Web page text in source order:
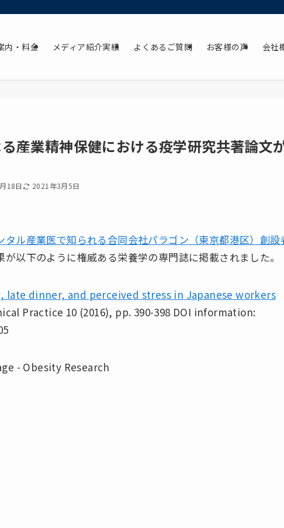
内・料金 メディア紹介実績 よくあるご質問 お客様の声 会社
産業精神保健における疫学研究共著論文
18日 2021年3月5日
タル産業医で知られる合同会社パラゴン（東京都港区）創
以下のように権威ある栄養学の専門誌に掲載されました。
late dinner, and perceived stress in Japanese workers
Practice 10 (2016), pp. 390-398 DOI information: